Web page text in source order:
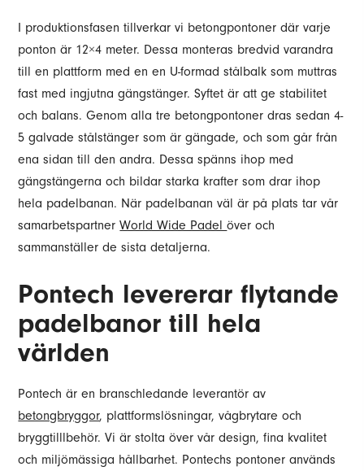
I produktionsfasen tillverkar vi betongpontoner där varje
ponton är 12×4 meter. Dessa monteras bredvid varandra
till en plattform med en en U-formad stålbalk som muttras
fast med ingjutna gängstänger. Syftet är att ge stabilitet
och balans. Genom alla tre betongpontoner dras sedan 4-
5 galvade stålstänger som är gängade, och som går från
ena sidan till den andra. Dessa spänns ihop med
gängstängerna och bildar starka krafter som drar ihop
hela padelbanan. När padelbanan väl är på plats tar vår
samarbetspartnerWorld Wide Padelöver och
sammanställer de sista detaljerna.
Pontech levererar flytande
padelbanor till hela
världen
Pontech är en branschledande leverantör av
betongbryggor, plattformslösningar, vågbrytare och
bryggtilllbehör. Vi är stolta över vår design, fina kvalitet
och miljömässiga hållbarhet. Pontechs pontoner används